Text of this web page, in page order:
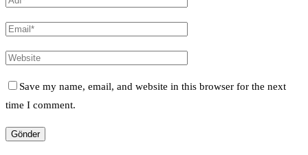
Save my name, email, and website in this browser for the next
time I comment.